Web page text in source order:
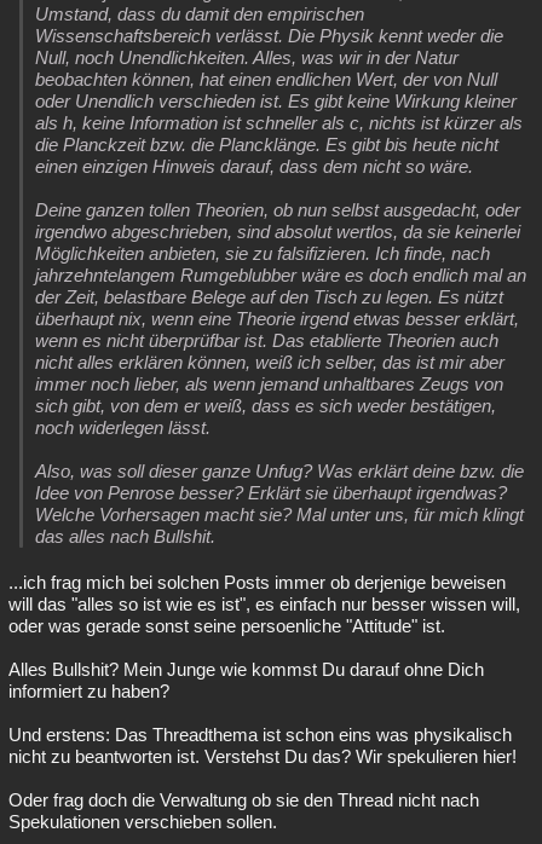
Umstand, dass du damit den empirischen
Wissenschaftsbereich verlässt. Die Physik kennt weder die
Null, noch Unendlichkeiten. Alles, was wir in der Natur
beobachten können, hat einen endlichen Wert, der von Null
oder Unendlich verschieden ist. Es gibt keine Wirkung kleiner
als h, keine Information ist schneller als c, nichts ist kürzer als
die Planckzeit bzw. die Plancklänge. Es gibt bis heute nicht
einen einzigen Hinweis darauf, dass dem nicht so wäre.
Deine ganzen tollen Theorien, ob nun selbst ausgedacht, oder
irgendwo abgeschrieben, sind absolut wertlos, da sie keinerlei
Möglichkeiten anbieten, sie zu falsifizieren. Ich finde, nach
jahrzehntelangem Rumgeblubber wäre es doch endlich mal an
der Zeit, belastbare Belege auf den Tisch zu legen. Es nützt
überhaupt nix, wenn eine Theorie irgend etwas besser erklärt,
wenn es nicht überprüfbar ist. Das etablierte Theorien auch
nicht alles erklären können, weiß ich selber, das ist mir aber
immer noch lieber, als wenn jemand unhaltbares Zeugs von
sich gibt, von dem er weiß, dass es sich weder bestätigen,
noch widerlegen lässt.
Also, was soll dieser ganze Unfug? Was erklärt deine bzw. die
Idee von Penrose besser? Erklärt sie überhaupt irgendwas?
Welche Vorhersagen macht sie? Mal unter uns, für mich klingt
das alles nach Bullshit.
...ich frag mich bei solchen Posts immer ob derjenige beweisen
will das "alles so ist wie es ist", es einfach nur besser wissen will,
oder was gerade sonst seine persoenliche "Attitude" ist.
Alles Bullshit? Mein Junge wie kommst Du darauf ohne Dich
informiert zu haben?
Und erstens: Das Threadthema ist schon eins was physikalisch
nicht zu beantworten ist. Verstehst Du das? Wir spekulieren hier!
Oder frag doch die Verwaltung ob sie den Thread nicht nach
Spekulationen verschieben sollen.